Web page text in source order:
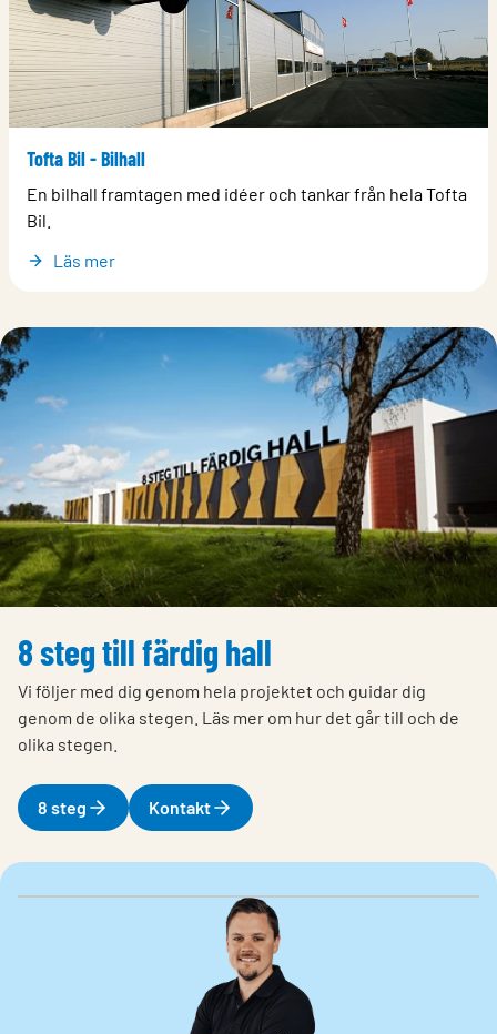
Tofta Bil - Bilhall
En bilhall framtagen med idéer och tankar från hela Tofta
Bil.
Läs mer
8 steg till färdig hall
Vi följer med dig genom hela projektet och guidar dig
genom de olika stegen. Läs mer om hur det går till och de
olika stegen.
8 steg Kontakt